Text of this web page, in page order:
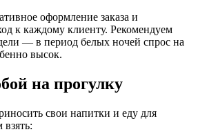
оформление заказа и
к каждому клиенту. Рекомендуем
— в период белых ночей спрос на
высок.
на прогулку
свои напитки и еду для